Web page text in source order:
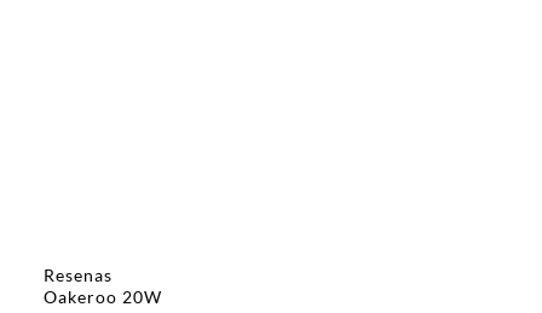
Resenas
Oakeroo 20W